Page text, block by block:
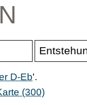
D-Eb'.
(300)